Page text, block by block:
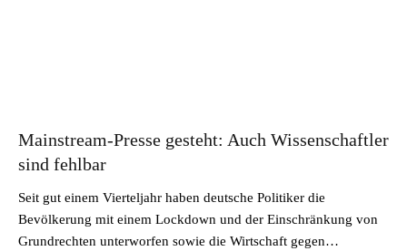
Mainstream-Presse gesteht: Auch Wissenschaftler
sind fehlbar
Seit gut einem Vierteljahr haben deutsche Politiker die
Bevölkerung mit einem Lockdown und der Einschränkung von
Grundrechten unterworfen sowie die Wirtschaft gegen…